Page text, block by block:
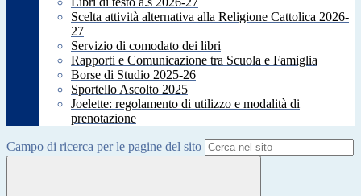
Scelta attività alternativa alla Religione Cattolica 2026-
27
Servizio di comodato dei libri
Rapporti e Comunicazione tra Scuola e Famiglia
Borse di Studio 2025-26
Sportello Ascolto 2025
Joelette: regolamento di utilizzo e modalità di
prenotazione
Campo di ricerca per le pagine del sito